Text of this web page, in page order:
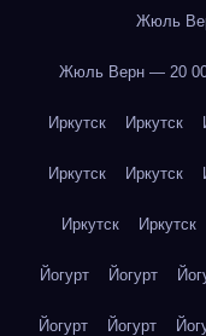
Жюль
Жюль Верн — 20
Иркутск Иркутск
Иркутск Иркутск
Иркутск Иркутск
Йогурт Йогурт
Йогурт Йогурт